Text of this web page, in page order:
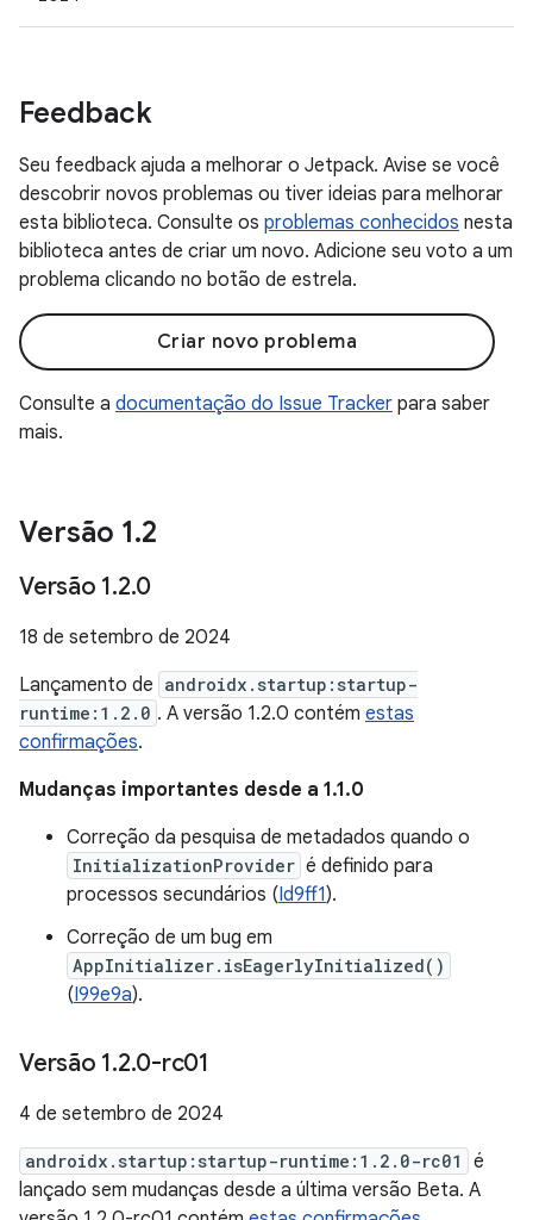
Feedback
Seu feedback ajuda a melhorar o Jetpack. Avise se você
descobrir novos problemas ou tiver ideias para melhorar
esta biblioteca. Consulte os problemas conhecidos nesta
biblioteca antes de criar um novo. Adicione seu voto a um
problema clicando no botão de estrela.
Criar novo problema
Consulte a documentação do Issue Tracker para saber
mais.
Versão 1.2
Versão 1.2.0
18 de setembro de 2024
Lançamento de androidx.startup:startup-
runtime:1.2.0 . A versão 1.2.0 contém estas
confirmações.
Mudanças importantes desde a 1.1.0
Correção da pesquisa de metadados quando o
InitializationProvider é definido para
processos secundários (Id9ff1).
Correção de um bug em
AppInitializer.isEagerlyInitialized()
(I99e9a).
Versão 1.2.0-rc01
4 de setembro de 2024
androidx.startup:startup-runtime:1.2.0-rc01
é
lançado sem mudanças desde a última versão Beta. A